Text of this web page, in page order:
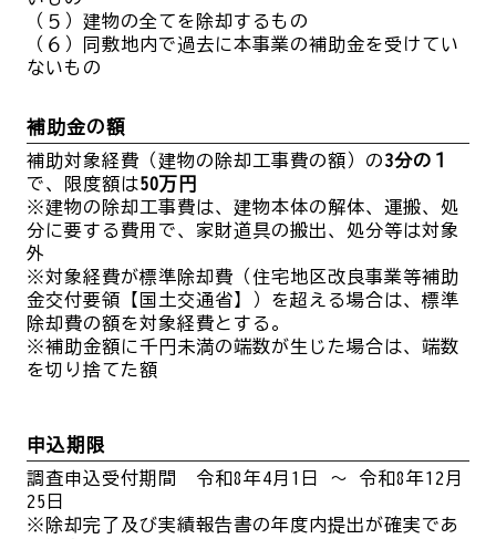
（５）建物の全てを除却するもの
（６）同敷地内で過去に本事業の補助金を受けてい
ないもの
補助金の額
補助対象経費（建物の除却工事費の額）の3分の１
で、限度額は50万円
※建物の除却工事費は、建物本体の解体、運搬、処
分に要する費用で、家 財道具の搬出、処分等は対象
外
※対象経費が標準除却費（住宅地区改良事業等補助
金交付要領【国土交通省】）を超える場合は、標準
除却費の額を対象経費とする。
※補助金額に千円未満の端数が生じた場合は、端数
を切り捨てた額
申込期限
調査申込受付期間 令和8年4月1日 ～ 令和8年12月
25日
※除却完了及び実績報告書の年度内提出が確実であ